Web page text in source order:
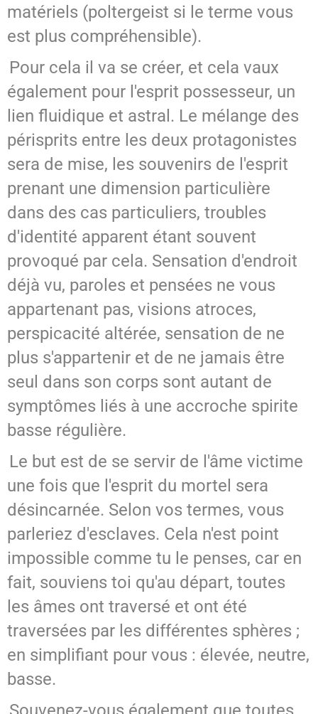
matériels (poltergeist si le terme vous
est plus compréhensible).
Pour cela il va se créer, et cela vaux
également pour l'esprit possesseur, un
lien fluidique et astral. Le mélange des
périsprits entre les deux protagonistes
sera de mise, les souvenirs de l'esprit
prenant une dimension particulière
dans des cas particuliers, troubles
d'identité apparent étant souvent
provoqué par cela. Sensation d'endroit
déjà vu, paroles et pensées ne vous
appartenant pas, visions atroces,
perspicacité altérée, sensation de ne
plus s'appartenir et de ne jamais être
seul dans son corps sont autant de
symptômes liés à une accroche spirite
basse régulière.
Le but est de se servir de l'âme victime
une fois que l'esprit du mortel sera
désincarnée. Selon vos termes, vous
parleriez d'esclaves. Cela n'est point
impossible comme tu le penses, car en
fait, souviens toi qu'au départ, toutes
les âmes ont traversé et ont été
traversées par les différentes sphères ;
en simplifiant pour vous : élevée, neutre,
basse.